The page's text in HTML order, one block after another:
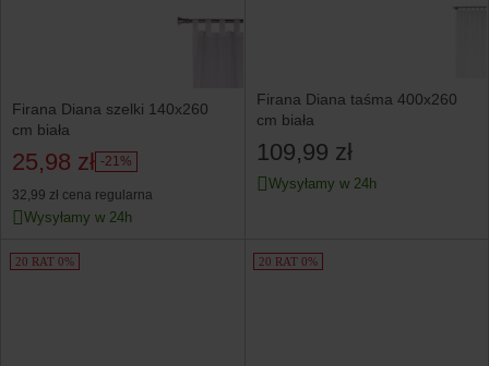
Firana Diana szelki 140x260
cm biała
25,98 zł -21%
32,99 zł cena regularna
Wysyłamy w 24h
Firana Diana taśma 400x260
cm biała
109,99 zł
Wysyłamy w 24h
20 RAT 0% 20 RAT 0%